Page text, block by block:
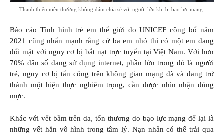
Thanh thiếu niên thường không dám chia sẻ với người lớn khi bị bạo lực mạng.
Báo cáo Tình hình trẻ em thế giới do UNICEF công bố năm
2021 cũng nhấn mạnh rằng cứ ba em nhỏ thì có một em đang
đối mặt với nguy cơ bị bắt nạt trực tuyến tại Việt Nam. Với hơn
70% dân số đang sử dụng internet, phần lớn trong đó là người
trẻ, nguy cơ bị tấn công trên không gian mạng đã và đang trở
thành một hiện thực nghiêm trọng, cần được nhìn nhận đúng
mực.
Khác với vết bầm trên da, tổn thương do bạo lực mạng để lại là
những vết hằn vô hình trong tâm lý. Nạn nhân có thể trải qua